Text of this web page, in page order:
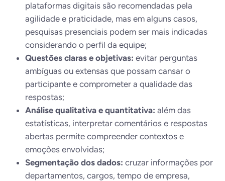
plataformas digitais são recomendadas pela
agilidade e praticidade, mas em alguns casos,
pesquisas presenciais podem ser mais indicadas
considerando o perfil da equipe;
Questões claras e objetivas: evitar perguntas
ambíguas ou extensas que possam cansar o
participante e comprometer a qualidade das
respostas;
Análise qualitativa e quantitativa: além das
estatísticas, interpretar comentários e respostas
abertas permite compreender contextos e
emoções envolvidas;
Segmentação dos dados: cruzar informações por
departamentos, cargos, tempo de empresa,